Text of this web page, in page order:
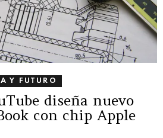
Y FUTURO
diseña nuevo
con chip Apple